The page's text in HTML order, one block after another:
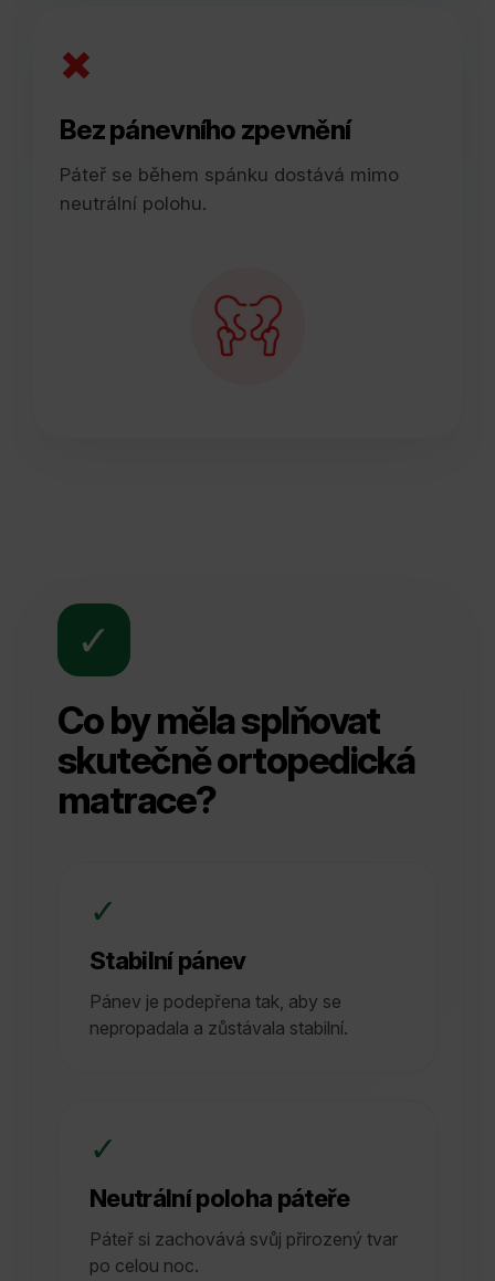
×
Bez pánevního zpevnění
Páteř se během spánku dostává mimo
neutrální polohu.
✓
Co by měla splňovat
skutečně ortopedická
matrace?
✓
Stabilní pánev
Pánev je podepřena tak, aby se
nepropadala a zůstávala stabilní.
✓
Neutrální poloha páteře
Páteř si zachovává svůj přirozený tvar
po celou noc.